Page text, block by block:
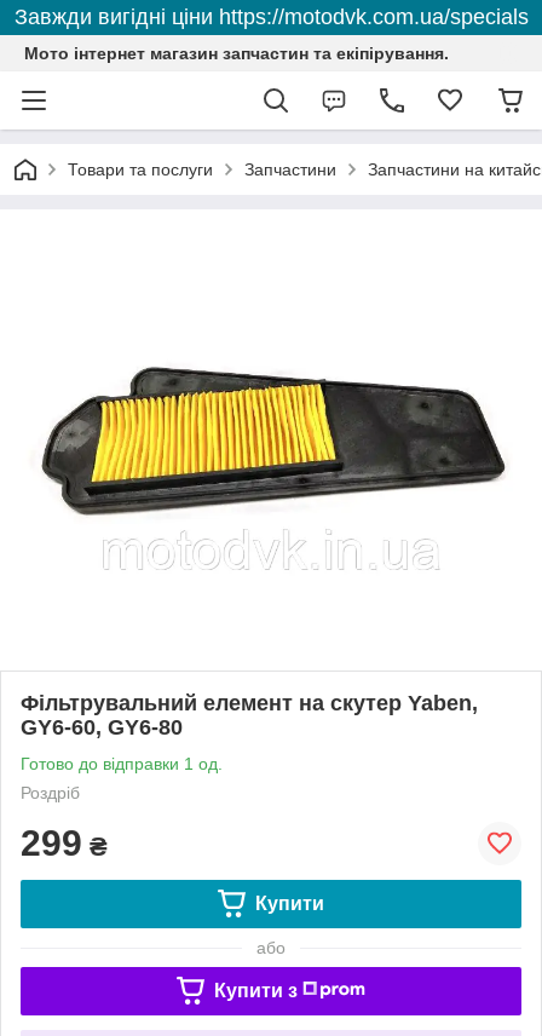
Завжди вигідні ціни https://motodvk.com.ua/specials
Мото інтернет магазин запчастин та екіпірування.
Товари та послуги Запчастини Запчастини на
Фільтрувальний елемент на скутер Yaben,
GY6-60, GY6-80
Готово до відправки 1 од.
Роздріб
299 ₴
Купити
або
Купити з